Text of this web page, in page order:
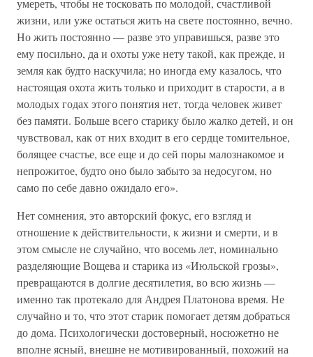
умереть, чтобы не тосковать по молодой, счастливой
жизни, или уже остаться жить на свете постоянно, вечно.
Но жить постоянно — разве это управишься, разве это
ему посильно, да и охоты уже нету такой, как прежде, и
земля как будто наскучила; но иногда ему казалось, что
настоящая охота жить только и приходит в старости, а в
молодых годах этого понятия нет, тогда человек живет
без памяти. Больше всего старику было жалко детей, и он
чувствовал, как от них входит в его сердце томительное,
болящее счастье, все еще и до сей поры малознакомое и
непрожитое, будто оно было забыто за недосугом, но
само по себе давно ожидало его».
Нет сомнения, это авторский фокус, его взгляд и
отношение к действительности, к жизни и смерти, и в
этом смысле не случайно, что восемь лет, номинально
разделяющие Вощева и старика из «Июльской грозы»,
превращаются в долгие десятилетия, во всю жизнь —
именно так протекало для Андрея Платонова время. Не
случайно и то, что этот старик помогает детям добраться
до дома. Психологически достоверный, носюжетно не
вполне ясный, внешне не мотивированный, похожий на